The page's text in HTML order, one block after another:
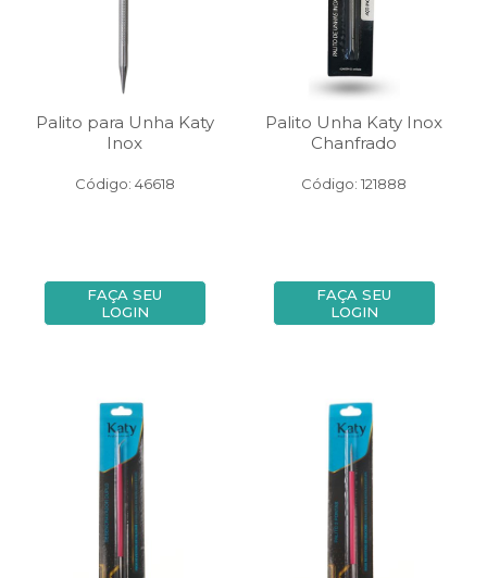
Palito para Unha Katy
Inox
Código: 46618
FAÇA SEU
LOGIN
Palito Unha Katy Inox
Chanfrado
Código: 121888
FAÇA SEU
LOGIN